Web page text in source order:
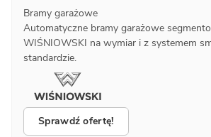
Bramy garażowe
Automatyczne bramy garażowe
WIŚNIOWSKI na wymiar i z systemem
standardzie.
Sprawdź ofertę!